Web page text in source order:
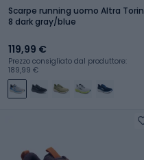
Scarpe running uomo Altra Torin
8 dark gray/blue
119,99 €
Prezzo consigliato dal produttore:
189,99 €